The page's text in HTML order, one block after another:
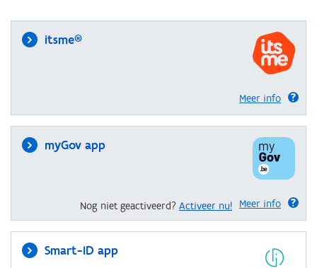
itsme®
Meer info
myGov app
Meer info
Nog niet geactiveerd? Activeer nu!
Smart-ID app